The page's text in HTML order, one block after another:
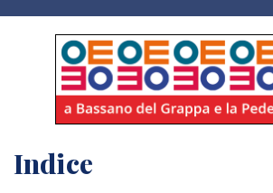
Indice